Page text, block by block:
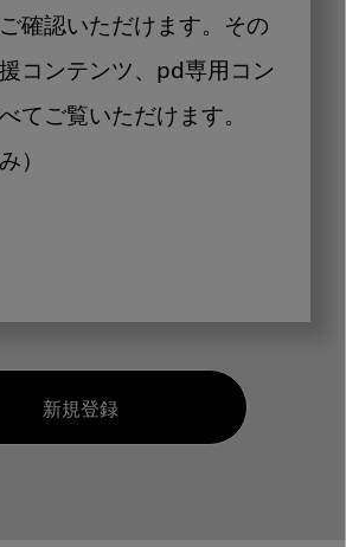
確認いただけます。その
コンテンツ、pd専用コン
てご覧いただけます。
）
新規登録